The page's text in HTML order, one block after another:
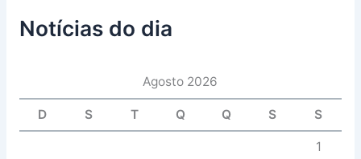
Notícias do dia
Agosto 2026
D S T Q Q S S
1